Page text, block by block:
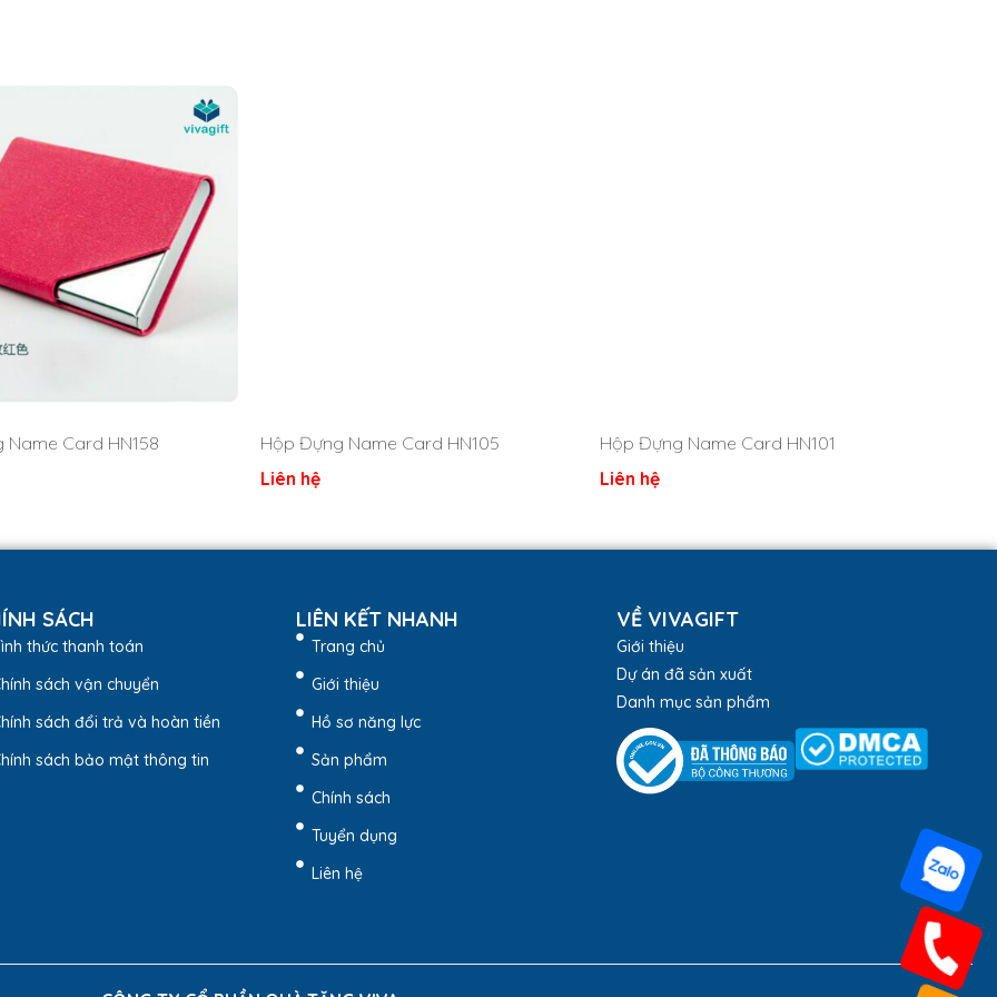
Name Card HN140
mà Quatangviva đã thực hiện. Quatangviva hiện đang hỗ trợ khắc tên, chữ, logo chuyên nghiệp, vui lòng liên hệ
Card HN158
Hộp Đựng Name Card HN105
Liên hệ
Hộp Đựng Name Card HN101
Liên hệ
SÁCH
thức thanh toán
sách vận chuyển
sách đổi trả và hoàn tiền
sách bảo mật thông tin
LIÊN KẾT NHANH
Trang chủ
Giới thiệu
Hồ sơ năng lực
Sản phẩm
Chính sách
Tuyển dụng
Liên hệ
VỀ VIVAGIFT
Giới thiệu
Dự án đã sản xuất
Danh mục sản phẩm